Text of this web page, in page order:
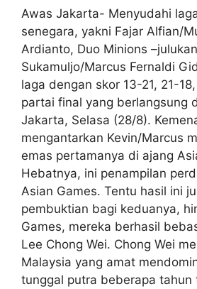
Awas Jakarta- Menyudahi
senegara, yakni Fajar Alfian/
Ardianto, Duo Minions
Sukamuljo/Marcus Fernaldi
laga dengan skor 13-21, 21-
partai final yang berlangsung
Jakarta, Selasa (28/8).
mengantarkan Kevin/Marcus
emas pertamanya di ajang
Hebatnya, ini penampilan
Asian Games. Tentu hasil ini
pembuktian bagi keduanya,
Games, mereka berhasil
Lee Chong Wei. Chong Wei
Malaysia yang amat
tunggal putra beberapa tahun